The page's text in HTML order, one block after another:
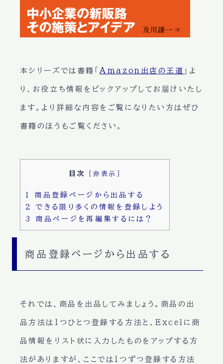
本シリーズでは書籍「Amazon出店の王道 」よ
り、お役立ち情報をピックアップしてお届けいたし
ます。より詳細な内容をご覧になりたい方はぜひ
書籍のほうもご覧ください。
目次 [非表示
1
商品登録ページから出品する
2
できる限り多くの情報を登録しよう
3
商品ページを再編集するには？
商品登録ページから出品する
それでは、商品を出品してみましょう。商品の出
品方法は1つひとつ登録する方法と、Excelに商
品情報をリスト状に入力したものをアップする方
法がありますが、ここでは1つずつ登録する方法